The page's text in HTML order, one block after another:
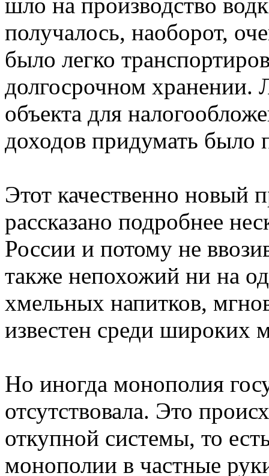
получалось, наоборот,
было легко
долгосрочном хранении.
объекта для
доходов придумать было
Этот качественно новый
рассказано подробнее
России и потому не
также непохожий ни на
хмельных напитков,
известен среди широких
Но иногда монополия
отсутствовала. Это
откупной системы, то
монополии в частные